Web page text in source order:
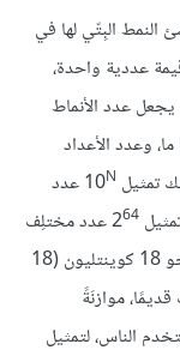
النمط البِتّي لها في
عددية واحدة،
ومقداره تحديدًا 64 بِتّ، مما يجعل عدد الأنماط
وعدد الأعداد
10
N
عدد
64
عدد مختلِف
باستخدام 64 رقم ثنائي أيضًا، ويُترجم هذا إلى نحو 18 كوينتليون (18
قديمًا، موازنَةً
الناس، لتمثيل